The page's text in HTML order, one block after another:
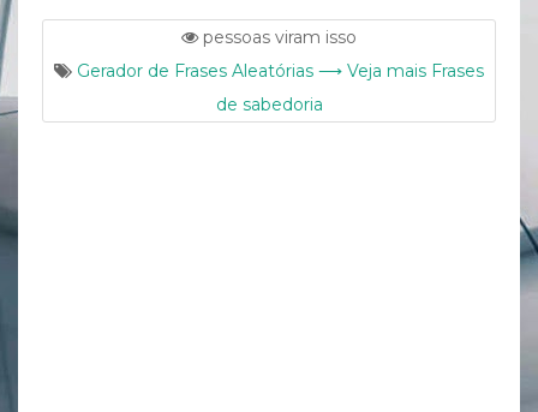
pessoas viram isso
Gerador de Frases Aleatórias ⟶ Veja mais Frases
de sabedoria